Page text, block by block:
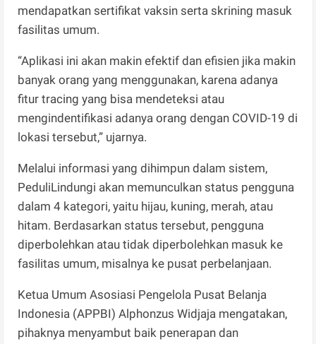
mendapatkan sertifikat vaksin serta skrining masuk
fasilitas umum.
“Aplikasi ini akan makin efektif dan efisien jika makin
banyak orang yang menggunakan, karena adanya
fitur tracing yang bisa mendeteksi atau
mengindentifikasi adanya orang dengan COVID-19 di
lokasi tersebut,” ujarnya.
Melalui informasi yang dihimpun dalam sistem,
PeduliLindungi akan memunculkan status pengguna
dalam 4 kategori, yaitu hijau, kuning, merah, atau
hitam. Berdasarkan status tersebut, pengguna
diperbolehkan atau tidak diperbolehkan masuk ke
fasilitas umum, misalnya ke pusat perbelanjaan.
Ketua Umum Asosiasi Pengelola Pusat Belanja
Indonesia (APPBI) Alphonzus Widjaja mengatakan,
pihaknya menyambut baik penerapan dan